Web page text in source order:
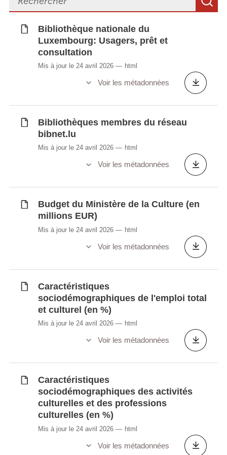
musique de la Ville de Luxembourg par
nationalité
Synchronisé automatiquement depuis la
Bibliothèque nationale du
Luxembourg: Usagers, prêt et
consultation
Mis à jour le 24 avril 2026 html
Voir les métadonnées
Bibliothèques membres du réseau
bibnet.lu
Mis à jour le 24 avril 2026 html
Voir les métadonnées
Budget du Ministère de la Culture (en
millions EUR)
Mis à jour le 24 avril 2026 html
Voir les métadonnées
Caractéristiques
sociodémographiques de l'emploi total
et culturel (en %)
Mis à jour le 24 avril 2026 html
Voir les métadonnées
Caractéristiques
sociodémographiques des activités
culturelles et des professions
culturelles (en %)
Mis à jour le 24 avril 2026 html
Voir les métadonnées